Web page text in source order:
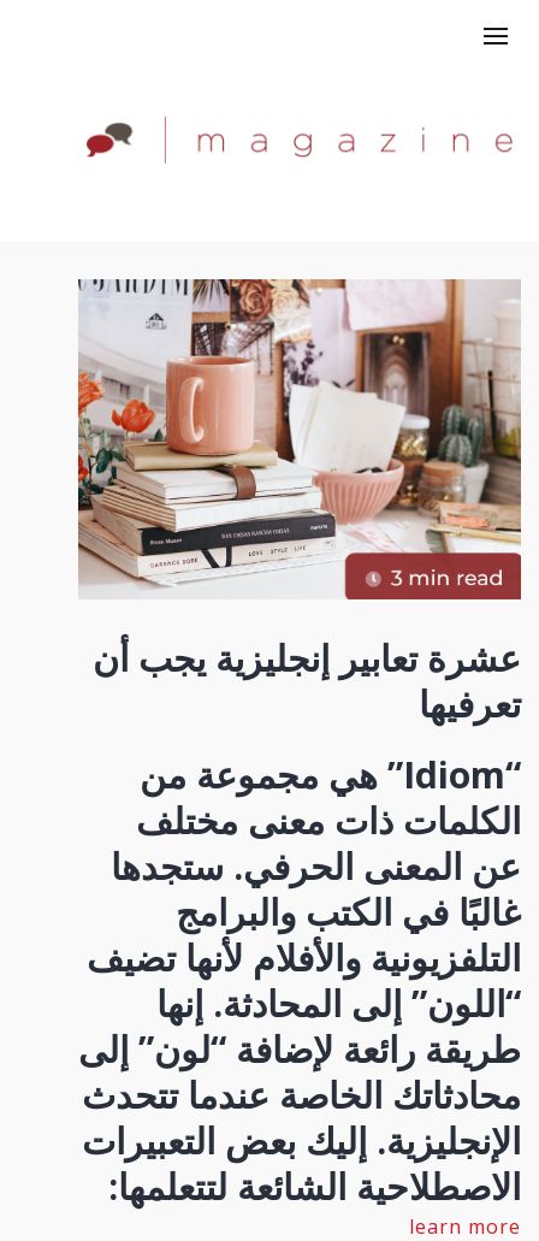
عشرة تعابير إنجليزية يجب أن
تعرفيها
“Idiom” هي مجموعة من
الكلمات ذات معنى مختلف
عن المعنى الحرفي. ستجدها
غالبًا في الكتب والبرامج
التلفزيونية والأفلام لأنها تضيف
“اللون” إلى المحادثة. إنها
طريقة رائعة لإضافة “لون” إلى
محادثاتك الخاصة عندما تتحدث
الإنجليزية. إليك بعض التعبيرات
الاصطلاحية الشائعة لتتعلمها:
learn more